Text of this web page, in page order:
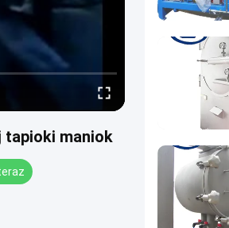
tapioki maniok